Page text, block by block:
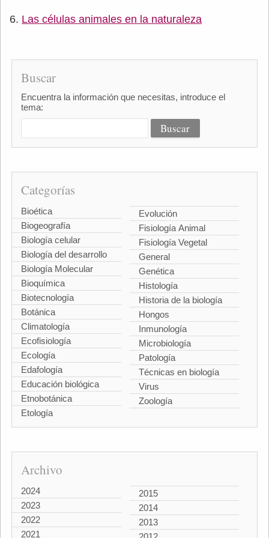
Las células animales en la naturaleza
Buscar
Encuentra la información que necesitas, introduce el
tema:
Categorías
Bioética
Biogeografía
Biología celular
Biología del desarrollo
Biología Molecular
Bioquímica
Biotecnología
Botánica
Climatología
Ecofisiología
Ecología
Edafología
Educación biológica
Etnobotánica
Etología
Evolución
Fisiología Animal
Fisiología Vegetal
General
Genética
Histología
Historia de la biología
Hongos
Inmunología
Microbiología
Patología
Técnicas en biología
Virus
Zoología
Archivo
2024
2023
2022
2021
2015
2014
2013